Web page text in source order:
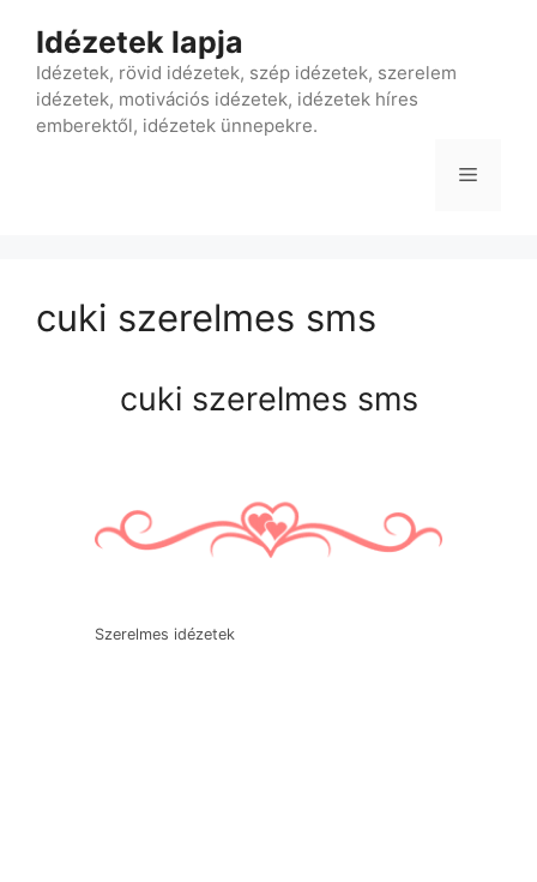
tartalomba
Idézetek lapja
Idézetek, rövid idézetek, szép idézetek, szerelem
idézetek, motivációs idézetek, idézetek híres
emberektől, idézetek ünnepekre.
Menü
cuki szerelmes sms
cuki szerelmes sms
Szerelmes idézetek